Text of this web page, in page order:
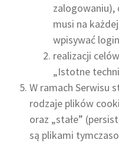
musi na
wpisywać
realizacji
„Istotne
W ramach Serwisu
rodzaje plików
oraz „stałe”
są plikami